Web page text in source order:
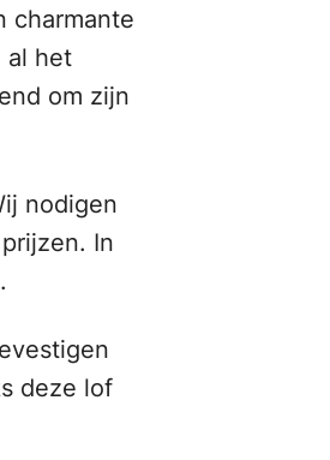
charmante
al het
om zijn
nodigen
In
deze lof